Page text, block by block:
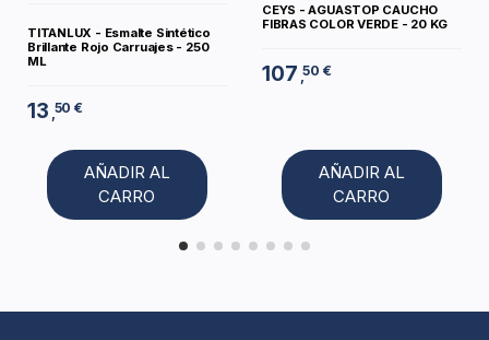
TITANLUX - Esmalte Sintético
Brillante Rojo Carruajes - 250
ML
13 ,50 €
AÑADIR AL
CARRO
CEYS - AGUASTOP CAUCHO
FIBRAS COLOR VERDE - 20 KG
107 ,50 €
AÑADIR AL
CARRO